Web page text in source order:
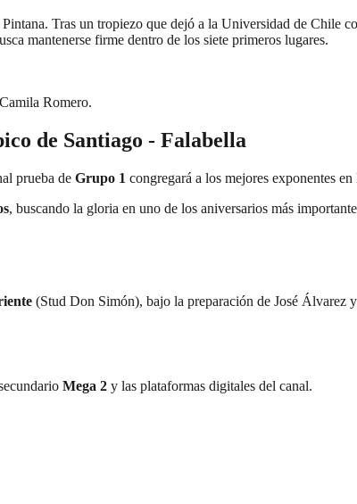
Tras un tropiezo que dejó a la Universidad de Chile
mantenerse firme dentro de los siete primeros lugares.
Romero.
de Santiago - Falabella
prueba de Grupo 1 congregará a los mejores exponentes
, buscando la gloria en uno de los aniversarios más
(Stud Don Simón), bajo la preparación de José Álvarez
Mega 2 y las plataformas digitales del canal.